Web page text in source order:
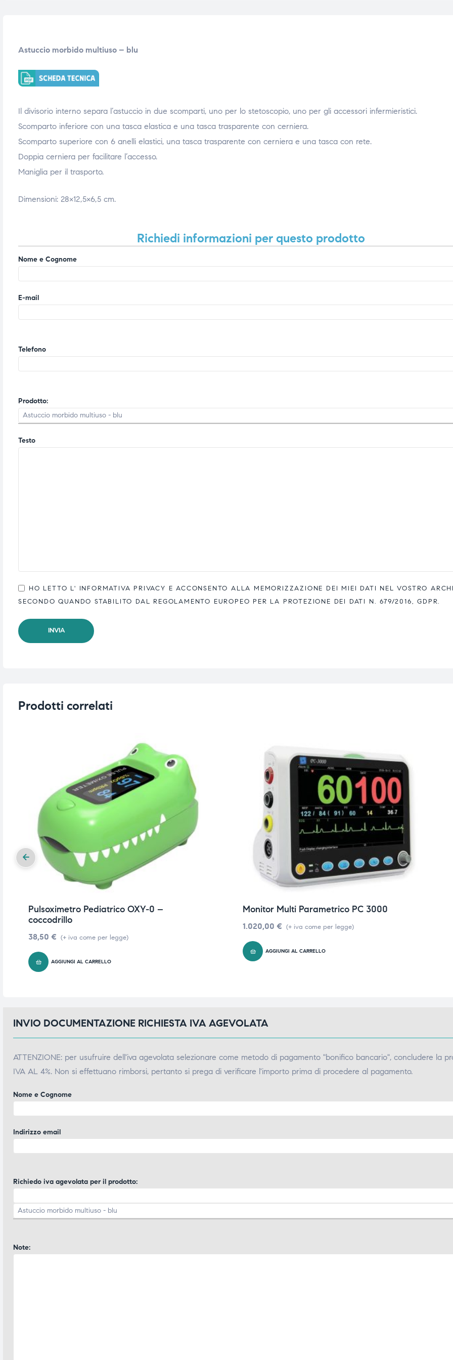
Astuccio morbido multiuso – blu
Il divisorio interno separa l’astuccio in due scomparti, uno per lo stetoscopio, uno per gli accessori infermieristici.
Scomparto inferiore con una tasca elastica e una tasca trasparente con cerniera.
Scomparto superiore con 6 anelli elastici, una tasca trasparente con cerniera e una tasca con rete.
Doppia cerniera per facilitare l’accesso.
Maniglia per il trasporto.
Dimensioni: 28×12,5×6,5 cm.
Richiedi informazioni per questo prodotto
Nome e Cognome
E-mail
Telefono
Prodotto:
Testo
HO LETTO L' INFORMATIVA PRIVACY E ACCONSENTO ALLA MEMORIZZAZIONE DEI MIEI DATI NEL VOSTRO
SECONDO QUANDO STABILITO DAL REGOLAMENTO EUROPEO PER LA PROTEZIONE DEI DATI N. 679/2016, GDPR.
Prodotti correlati
Pulsoximetro Pediatrico OXY-0 –
coccodrillo
38,50 € (+ iva come per legge)
AGGIUNGI AL CARRELLO
Monitor Multi Parametrico PC 3000
1.020,00 € (+ iva come per legge)
AGGIUNGI AL CARRELLO
INVIO DOCUMENTAZIONE RICHIESTA IVA AGEVOLATA
ATTENZIONE: per usufruire dell'iva agevolata selezionare come metodo di pagamento "bonifico bancario", concludere la
IVA AL 4%. Non si effettuano rimborsi, pertanto si prega di verificare l'importo prima di procedere al pagamento.
Nome e Cognome
Indirizzo email
Richiedo iva agevolata per il prodotto:
Note: